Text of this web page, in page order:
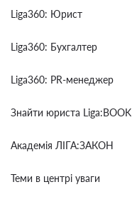
Liga360: Юрист
Liga360: Бухгалтер
Liga360: PR-менеджер
Знайти юриста Liga:BOOK
Академія ЛІГА:ЗАКОН
Теми в центрі уваги